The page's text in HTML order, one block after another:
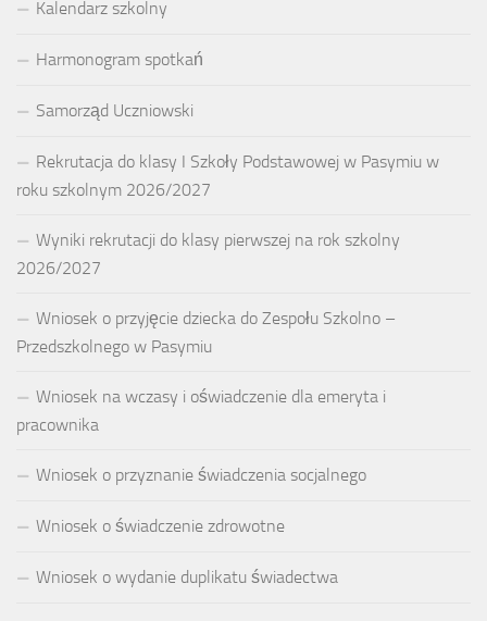
Kalendarz szkolny
Harmonogram spotkań
Samorząd Uczniowski
Rekrutacja do klasy I Szkoły Podstawowej w Pasymiu w
roku szkolnym 2026/2027
Wyniki rekrutacji do klasy pierwszej na rok szkolny
2026/2027
Wniosek o przyjęcie dziecka do Zespołu Szkolno –
Przedszkolnego w Pasymiu
Wniosek na wczasy i oświadczenie dla emeryta i
pracownika
Wniosek o przyznanie świadczenia socjalnego
Wniosek o świadczenie zdrowotne
Wniosek o wydanie duplikatu świadectwa